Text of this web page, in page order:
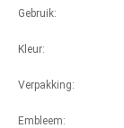
Gebruik:
Kleur:
Verpakking:
Embleem: